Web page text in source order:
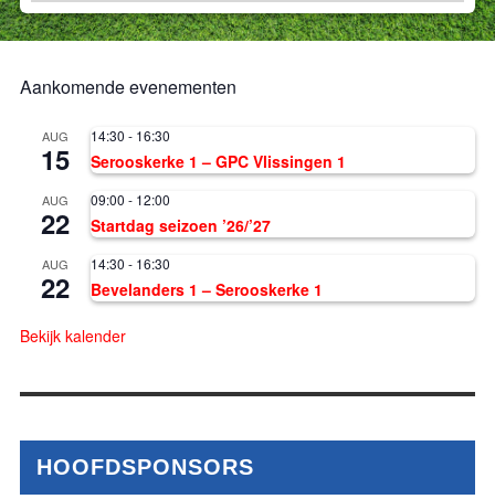
Aankomende evenementen
AUG
15
14:30 - 16:30
Serooskerke 1 – GPC Vlissingen 1
AUG
22
09:00 - 12:00
Startdag seizoen ’26/’27
AUG
22
14:30 - 16:30
Bevelanders 1 – Serooskerke 1
Bekijk kalender
HOOFDSPONSORS